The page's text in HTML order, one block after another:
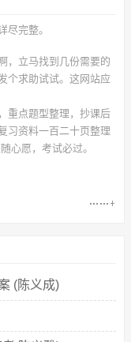
尽完整。
，立马找到几份需要的
个求助试试。这网站应
重点题型整理，抄课后
习资料一百二十页整理
心愿，考试必过。
(陈义成)